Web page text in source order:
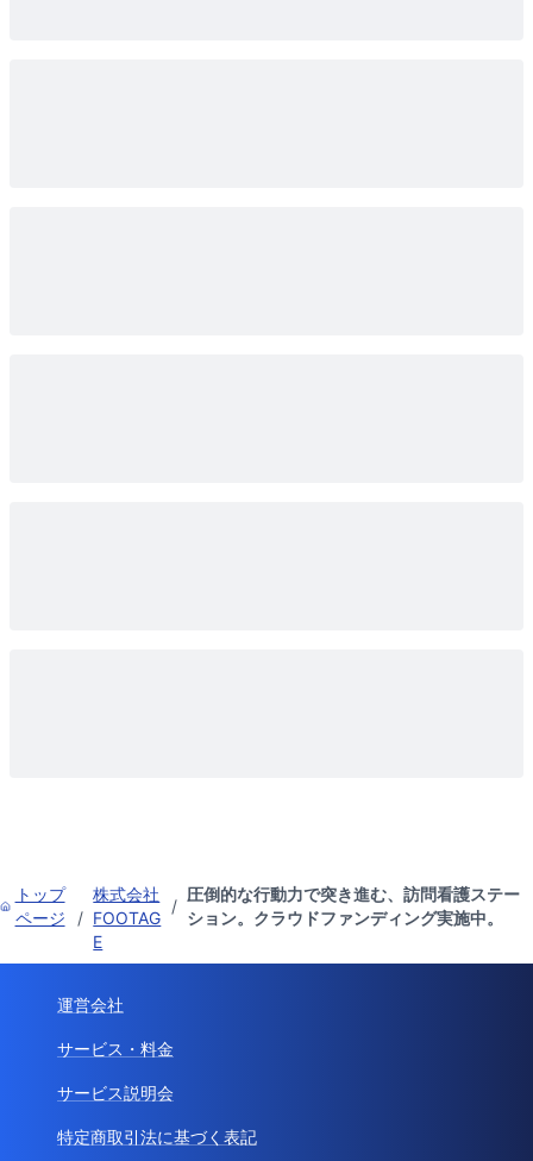
トップ
ページ
/
株式会社
FOOTAG
E
/
圧倒的な行動力で突き進む、訪問看護ステー
ション。クラウドファンディング実施中。
運営会社
サービス・料金
サービス説明会
特定商取引法に基づく表記